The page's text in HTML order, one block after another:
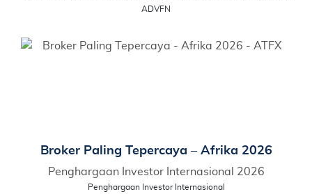
ADVFN
Broker Paling Tepercaya – Afrika 2026
Penghargaan Investor Internasional 2026
Penghargaan Investor Internasional